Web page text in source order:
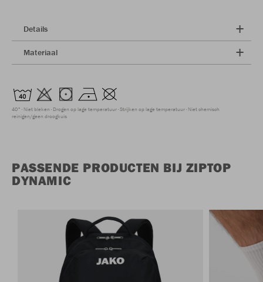
Details
Materiaal
40° Niet bleken Drogen op lage temperatuur Strijken op lage temperatuur Niet chemisch
reinigen/geen droogkuis
PASSENDE PRODUCTEN BIJ ZIPTOP
DYNAMIC